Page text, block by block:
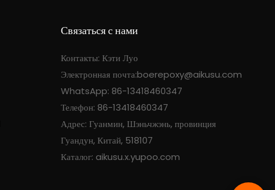
Связаться с нами
Контакты: Кэти Луо
Электронная почта:boerepoxy@aikusu.com
WhatsApp: 86-13418460347
Телефон: 86-13418460347
Адрес: Гуанмин, Шэньчжэнь, провинция
Гуандун, Китай, 518107
Каталог: aikusu.x.yupoo.com